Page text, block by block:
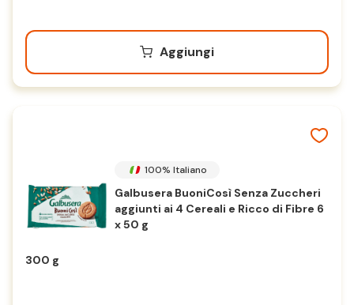
Aggiungi
100% Italiano
Galbusera BuoniCosì Senza Zuccheri
aggiunti ai 4 Cereali e Ricco di Fibre 6
x 50 g
300 g